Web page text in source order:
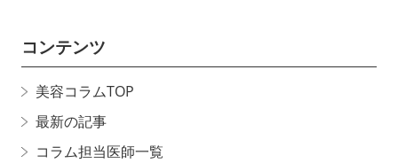
コンテンツ
美容コラムTOP
最新の記事
コラム担当医師一覧